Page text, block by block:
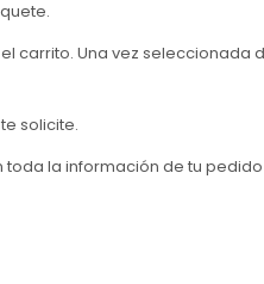
carrito. Una vez seleccionada
solicite.
toda la información de tu